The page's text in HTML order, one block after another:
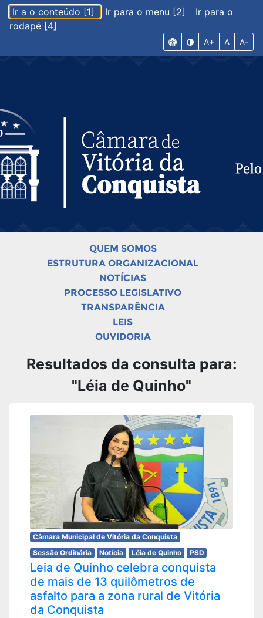
Ir a o conteúdo [1] Ir para o menu [2]
Ir para o
rodapé [4]
A+ A A-
QUEM SOMOS
ESTRUTURA ORGANIZACIONAL
NOTÍCIAS
PROCESSO LEGISLATIVO
TRANSPARÊNCIA
LEIS
OUVIDORIA
Resultados da consulta para:
"Léia de Quinho"
Câmara Municipal de Vitória da Conquista
Sessão Ordinária
Notícia Léia de Quinho PSD
Leia de Quinho celebra conquista
de mais de 13 quilômetros de
asfalto para a zona rural de Vitória
da Conquista